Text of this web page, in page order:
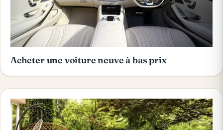
Acheter une voiture neuve à bas prix